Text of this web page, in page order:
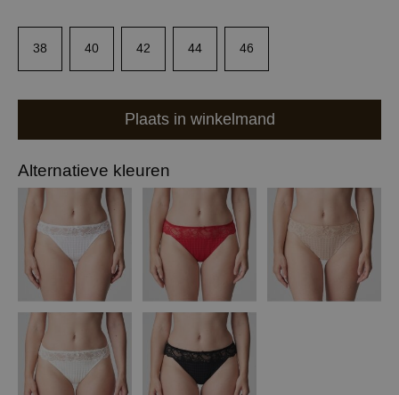
38 40 42 44 46
Plaats in winkelmand
Alternatieve kleuren